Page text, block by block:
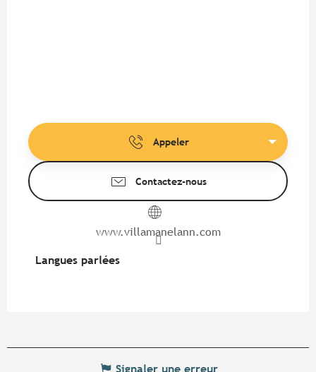
Appeler
Contactez-nous
www.villamanelann.com
Langues parlées
Langues parlées
Signaler une erreur